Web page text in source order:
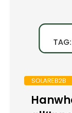
TAG:
SOLAREB2B